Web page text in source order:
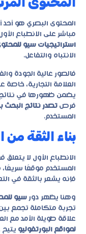
المحتوى البصري هو أحد
مباشر على الانطباع
استراتيجيات سيو
الانتباه والتفاعل.
فالصور عالية الجودة
العلامة التجارية،
يضمن ظهورها في نتائج
فرص تصدر نتائج
المستخدم.
بناء الثقة من
الانطباع الأول لا
المستخدم موقعًا
فإنه يشعر بالثقة في
وهنا يظهر دور سيو
تجربة متكاملة تجمع بين
علاقة طويلة الأمد مع
لمواقع البورتفوليو يتيح